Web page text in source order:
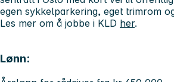
egen sykkelparkering, eget trimrom
Les mer om å jobbe i KLD her.
Lønn: